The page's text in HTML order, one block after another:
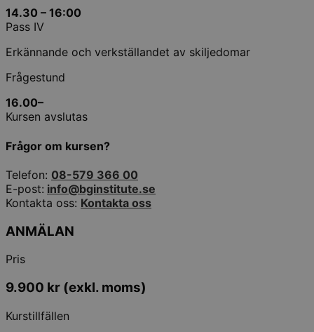
14.30 – 16:00
Pass IV
Erkännande och verkställandet av skiljedomar
Frågestund
16.00–
Kursen avslutas
Frågor om kursen?
Telefon: 08-579 366 00
E-post: info@bginstitute.se
Kontakta oss: Kontakta oss
ANMÄLAN
Pris
9.900 kr (exkl. moms)
Kurstillfällen